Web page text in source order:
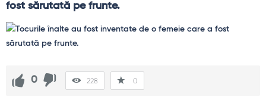
fost sărutată pe frunte.
0 228 0